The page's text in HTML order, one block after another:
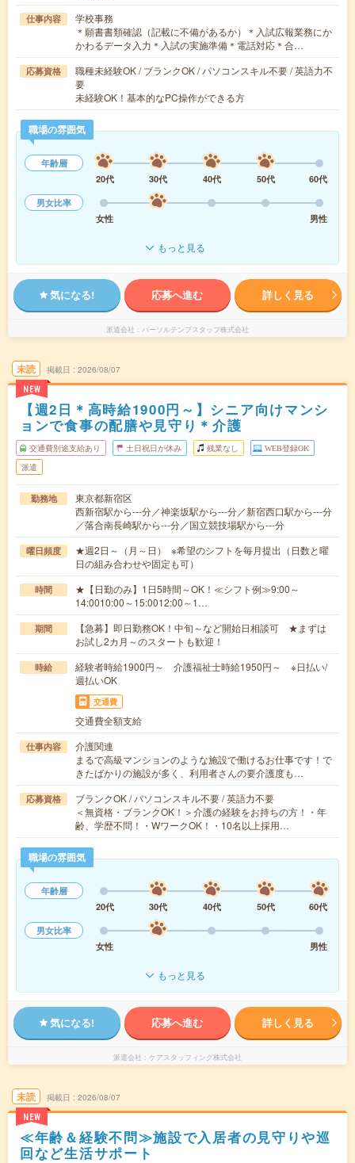
仕事内容
学校事務
＊願書書類確認（記載に不備があるか）＊入試広報業務にか
かわるデータ入力＊入試の実施準備＊電話対応＊合…
応募資格
職種未経験OK / ブランクOK / パソコンスキル不要 / 英語力不
要
未経験OK！基本的なPC操作ができる方
職場の雰囲気
年齢層
20代
30代 40代 50代
60代
男女比率
女性
男性
もっと見る
気になる! 応募へ進む 詳しく見る
派遣会社 パーソルテンプスタッフ株式会社
未読
NEW
掲載日 2026/08/07
【週2日＊高時給1900円～】シニア向けマンシ
ョンで食事の配膳や見守り＊介護
交通費別途支給あり 土日祝日が休み 残業なし WEB登録OK
派遣
勤務地
東京都新宿区
西新宿駅から---分／神楽坂駅から---分／新宿西口駅から---分
／落合南長崎駅から---分／国立競技場駅から---分
曜日頻度
★週2日～（月～日） ※希望のシフトを毎月提出（日数と曜
日の組み合わせや固定も可）
時間
★【日勤のみ】1日5時間～OK！≪シフト例≫9:00～
14:0010:00～15:0012:00～1…
期間
【急募】即日勤務OK！中旬～など開始日相談可 ★まずは
お試し2カ月～のスタートも歓迎！
時給
経験者時給1900円～ 介護福祉士時給1950円～ ※日払い/
週払いOK
交通費
交通費全額支給
仕事内容
介護関連
まるで高級マンションのような施設で働けるお仕事です！で
きたばかりの施設が多く、利用者さんの要介護度も…
応募資格
ブランクOK / パソコンスキル不要 / 英語力不要
＜無資格・ブランクOK！＞介護の経験をお持ちの方！・年
齢、学歴不問！・WワークOK！・10名以上採用…
職場の雰囲気
年齢層
20代
30代 40代 50代
60代
男女比率
女性
男性
もっと見る
気になる! 応募へ進む 詳しく見る
派遣会社 ケアスタッフィング株式会社
未読
NEW
掲載日 2026/08/07
≪年齢＆経験不問≫施設で入居者の見守りや巡
回など生活サポート